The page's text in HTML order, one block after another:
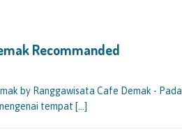
Recommanded
by Ranggawisata Cafe Demak - Pada
tempat […]